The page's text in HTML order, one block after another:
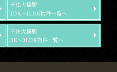
千住大橋駅
1DK～1LDK物件一覧へ
千住大橋駅
3K～3LDK物件一覧へ